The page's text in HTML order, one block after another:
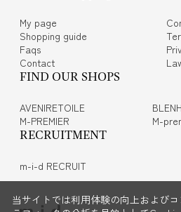
My page
Shopping guide
Faqs
Contact
FIND OUR SHOPS
AVENIRETOILE
M-PREMIER
M-
RECRUITMENT
m-i-d RECRUIT
当サイトでは利用体験の向上および